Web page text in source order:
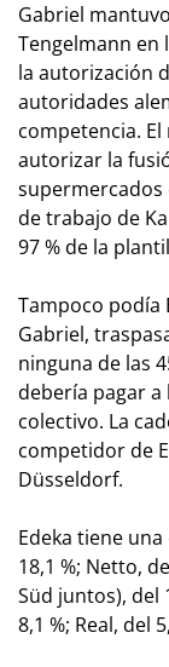
Gabriel
Tengelmann en
la autorización
autoridades
competencia.
autorizar la
supermercados
de trabajo de
97 % de la
Tampoco podía
Gabriel,
ninguna de las
debería pagar a
colectivo. La
competidor de
Düsseldorf.
Edeka tiene
18,1 %; Netto,
Süd juntos), del
8,1 %; Real, del